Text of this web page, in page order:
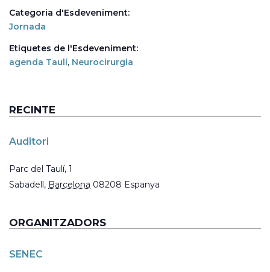
Categoria d'Esdeveniment:
Jornada
Etiquetes de l'Esdeveniment:
agenda Taulí, Neurocirurgia
RECINTE
Auditori
Parc del Taulí, 1
Sabadell, Barcelona 08208 Espanya
ORGANITZADORS
SENEC